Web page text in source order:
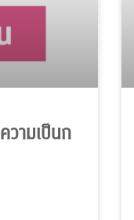
วามเป็นก